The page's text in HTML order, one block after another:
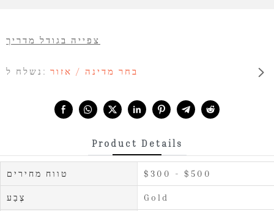
נשלח ל: בחר מדינה / אזור
צפייה בגודל מדריך
Product Details
טווח מחירים $300 - $500
צֶבַע Gold